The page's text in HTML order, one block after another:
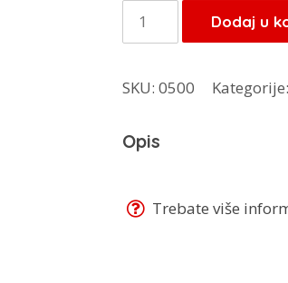
Čaša
Kosem
100
42035
Dodaj u
SKU: 0500 Kategorije:
Opis
Trebate više